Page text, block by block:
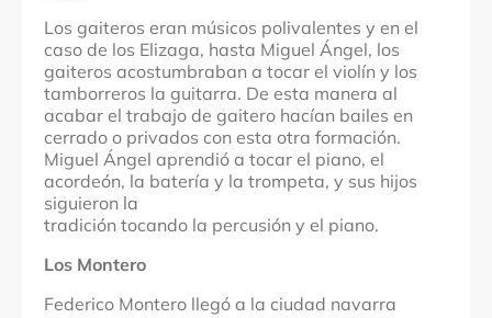
Los gaiteros eran músicos polivalentes y en el
caso de los Elizaga, hasta Miguel Ángel, los
gaiteros acostumbraban a tocar el violín y los
tamborreros la guitarra. De esta manera al
acabar el trabajo de gaitero hacían bailes en
cerrado o privados con esta otra formación.
Miguel Ángel aprendió a tocar el piano, el
acordeón, la batería y la trompeta, y sus hijos
siguieron la
tradición tocando la percusión y el piano.
Los Montero
Federico Montero llegó a la ciudad navarra